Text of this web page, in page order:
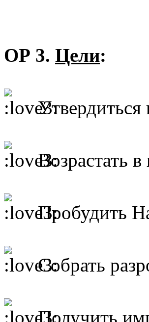
ОР 3. Цели:
Утвердиться
Возрастать
Пробудить
Собрать
Получить